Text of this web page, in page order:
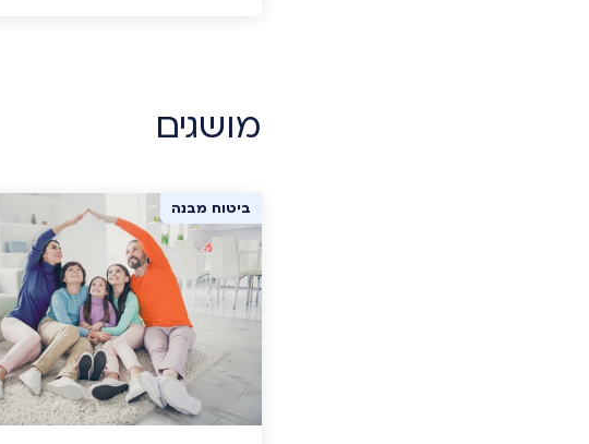
מושגים
ביטוח מבנה